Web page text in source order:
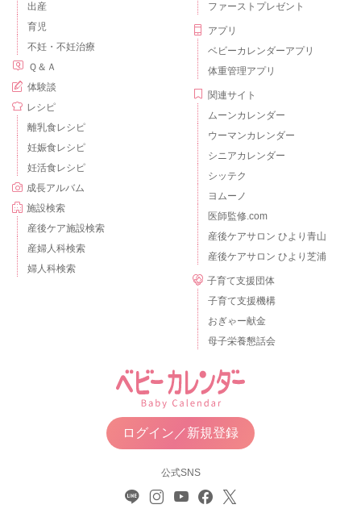
出産
育児
不妊・不妊治療
Ｑ＆Ａ
体験談
レシピ
離乳食レシピ
妊娠食レシピ
妊活食レシピ
成長アルバム
施設検索
産後ケア施設検索
産婦人科検索
婦人科検索
ファーストプレゼント
アプリ
ベビーカレンダーアプリ
体重管理アプリ
関連サイト
ムーンカレンダー
ウーマンカレンダー
シニアカレンダー
シッテク
ヨムーノ
医師監修.com
産後ケアサロン ひより青山
産後ケアサロン ひより芝浦
子育て支援団体
子育て支援機構
おぎゃー献金
母子栄養懇話会
ログイン／新規登録
公式SNS